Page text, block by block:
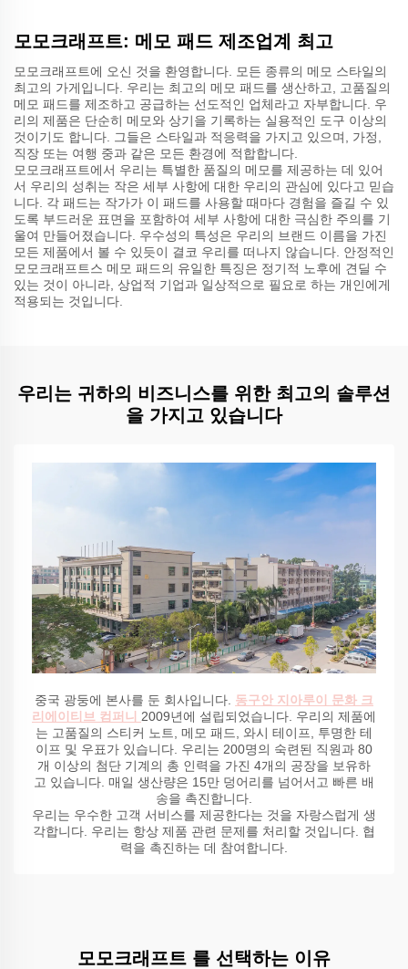
모모크래프트: 메모 패드 제조업계 최고
모모크래프트에 오신 것을 환영합니다. 모든 종류의 메모 스타일의
최고의 가게입니다. 우리는 최고의 메모 패드를 생산하고, 고품질의
메모 패드를 제조하고 공급하는 선도적인 업체라고 자부합니다. 우
리의 제품은 단순히 메모와 상기을 기록하는 실용적인 도구 이상의
것이기도 합니다. 그들은 스타일과 적응력을 가지고 있으며, 가정,
직장 또는 여행 중과 같은 모든 환경에 적합합니다.
모모크래프트에서 우리는 특별한 품질의 메모를 제공하는 데 있어
서 우리의 성취는 작은 세부 사항에 대한 우리의 관심에 있다고 믿습
니다. 각 패드는 작가가 이 패드를 사용할 때마다 경험을 즐길 수 있
도록 부드러운 표면을 포함하여 세부 사항에 대한 극심한 주의를 기
울여 만들어졌습니다. 우수성의 특성은 우리의 브랜드 이름을 가진
모든 제품에서 볼 수 있듯이 결코 우리를 떠나지 않습니다. 안정적인
모모크래프트스 메모 패드의 유일한 특징은 정기적 노후에 견딜 수
있는 것이 아니라, 상업적 기업과 일상적으로 필요로 하는 개인에게
적용되는 것입니다.
우리는 귀하의 비즈니스를 위한 최고의 솔루션
을 가지고 있습니다
중국 광둥에 본사를 둔 회사입니다. 동구안 지아루이 문화 크
리에이티브 컴퍼니 2009년에 설립되었습니다. 우리의 제품에
는 고품질의 스티커 노트, 메모 패드, 와시 테이프, 투명한 테
이프 및 우표가 있습니다. 우리는 200명의 숙련된 직원과 80
개 이상의 첨단 기계의 총 인력을 가진 4개의 공장을 보유하
고 있습니다. 매일 생산량은 15만 덩어리를 넘어서고 빠른 배
송을 촉진합니다.
우리는 우수한 고객 서비스를 제공한다는 것을 자랑스럽게 생
각합니다. 우리는 항상 제품 관련 문제를 처리할 것입니다. 협
력을 촉진하는 데 참여합니다.
모모크래프트 를 선택하는 이유